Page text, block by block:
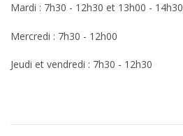
Mardi : 7h30 - 12h30 et 13h00 - 14h30
Mercredi : 7h30 - 12h00
Jeudi et vendredi : 7h30 - 12h30